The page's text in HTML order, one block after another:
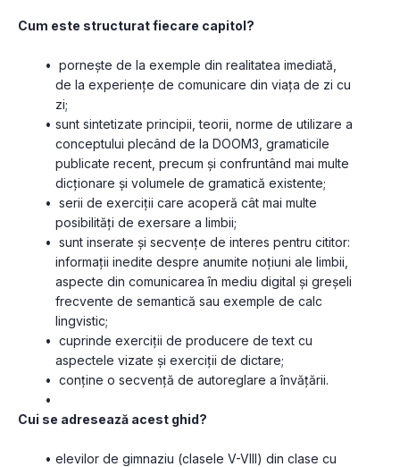
Cum este structurat fiecare capitol?
pornește de la exemple din realitatea imediată,
de la experiențe de comunicare din viața de zi cu
zi;
sunt sintetizate principii, teorii, norme de utilizare a
conceptului plecând de la DOOM3, gramaticile
publicate recent, precum și confruntând mai multe
dicționare și volumele de gramatică existente;
serii de exerciții care acoperă cât mai multe
posibilități de exersare a limbii;
sunt inserate și secvențe de interes pentru cititor:
informații inedite despre anumite noțiuni ale limbii,
aspecte din comunicarea în mediu digital și greșeli
frecvente de semantică sau exemple de calc
lingvistic;
cuprinde exerciții de producere de text cu
aspectele vizate și exerciții de dictare;
conține o secvență de autoreglare a învățării.
Cui se adresează acest ghid?
elevilor de gimnaziu (clasele V-VIII) din clase cu